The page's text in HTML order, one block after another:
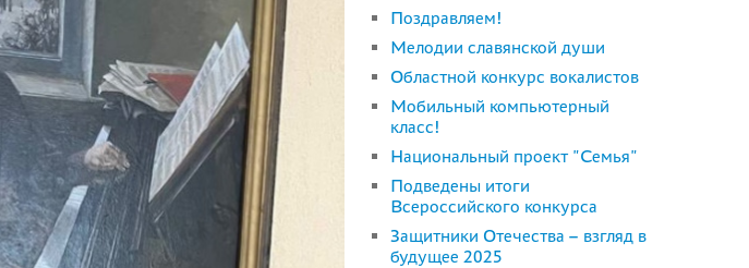
Поздравляем!
Мелодии славянской души
Областной конкурс вокалистов
Мобильный компьютерный
класс!
Национальный проект "Семья"
Подведены итоги
Всероссийского конкурса
Защитники Отечества – взгляд в
будущее 2025